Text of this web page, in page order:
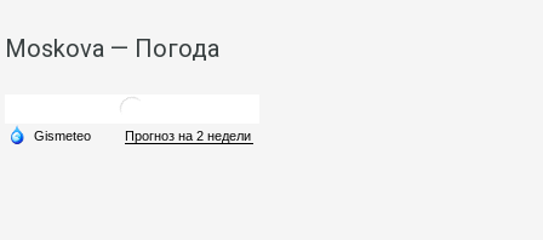
Moskova — Погода